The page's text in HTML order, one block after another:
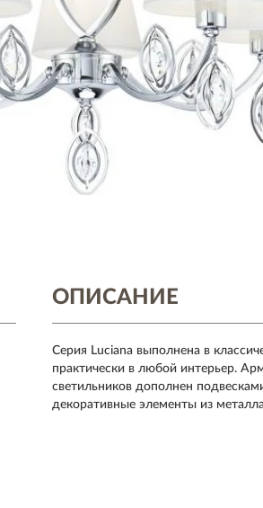
ОПИСАНИЕ
Серия Luciana выполнена в
практически в любой интерьер.
светильников дополнен
декоративные элементы из